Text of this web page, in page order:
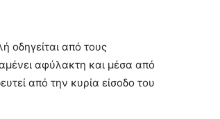
οδηγείται από τους
αφύλακτη και μέσα από
από την κυρία είσοδο του